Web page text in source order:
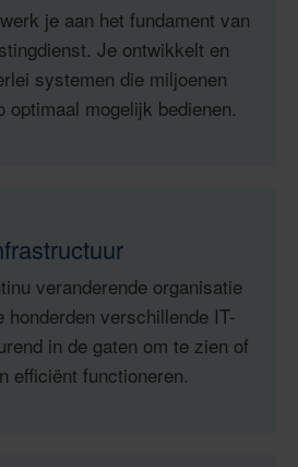
je aan het fundament van
Je ontwikkelt en
systemen die miljoenen
optimaal mogelijk bedienen.
veranderende organisatie
honderden verschillende IT-
in de gaten om te zien of
efficiënt functioneren.